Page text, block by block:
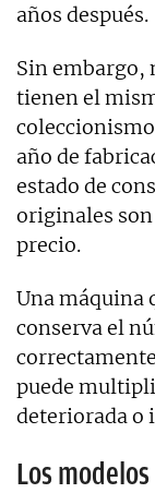
años después.
Sin embargo,
tienen el
año de
estado de
originales
precio.
Una máquina
conserva el
puede
deteriorada o
Los